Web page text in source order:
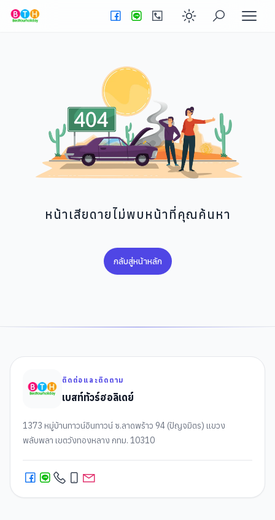
Enable dark
หน้าเสียดายไม่พบหน้าที่คุณค้นหา
กลับสู่หน้าหลัก
ติดต่อและติดตาม
เบสท์ทัวร์ฮอลิเดย์
1373 หมู่บ้านทาวน์อินทาวน์ ซ.ลาดพร้าว 94 (ปัญจมิตร) แขวง
พลับพลา เขตวังทองหลาง กทม. 10310